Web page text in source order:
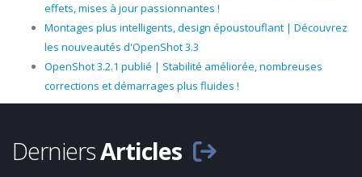
effets, mises à jour passionnantes !
Montages plus intelligents, design époustouflant | Découvrez
les nouveautés d'OpenShot 3.3
OpenShot 3.2.1 publié | Stabilité améliorée, nombreuses
corrections et démarrages plus fluides !
DerniersArticles